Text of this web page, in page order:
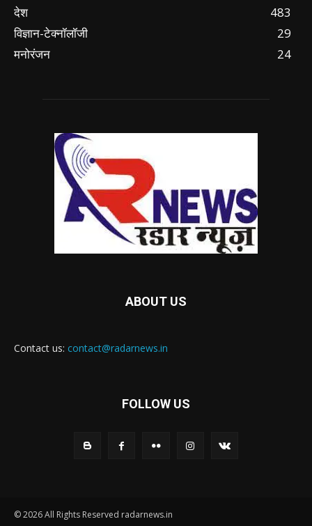
देश
483
विज्ञान-टेक्नॉलॉजी
29
मनोरंजन
24
ABOUT US
Contact us: contact@radarnews.in
FOLLOW US
© 2026 All Rights Reserved radarnews.in